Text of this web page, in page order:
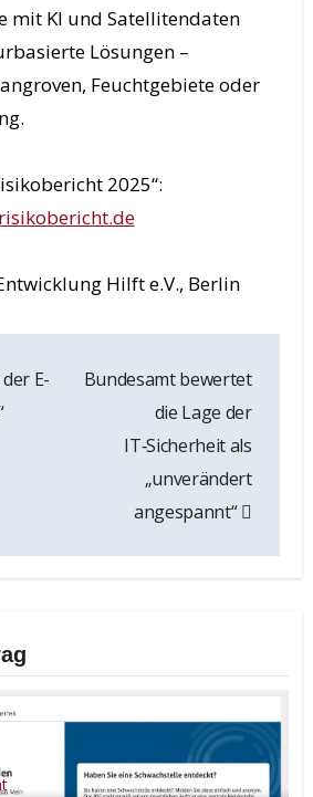
mit KI und Satellitendaten
Lösungen –
Feuchtgebiete oder
2025“:
Hilft e.V., Berlin
E-
Bundesamt bewertet
die Lage der
IT‑Sicherheit als
„unverändert
angespannt“